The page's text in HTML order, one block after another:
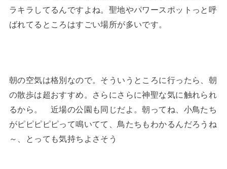
ラキラしてるんですよね。聖地やパワースポットっと呼
ばれてるところはすごい場所が多いです。
朝の空気は格別なので。そういうところに行ったら、朝
の散歩は超おすすめ。さらにさらに神聖な気に触れられ
るから。 近場の公園も同じだよ。朝ってね、小鳥たち
がピピピピピって鳴いてて、鳥たちもわかるんだろうね
～、とっても気持ちよさそう